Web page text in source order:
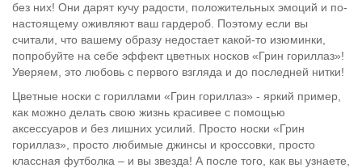
без них! Они дарят кучу радости, положительных эмоций и по-
настоящему оживляют ваш гардероб. Поэтому если вы
считали, что вашему образу недостает какой-то изюминки,
попробуйте на себе эффект цветных носков «Грин гориллаз»!
Уверяем, это любовь с первого взгляда и до последней нитки!
Цветные носки с гориллами «Грин гориллаз» - яркий пример,
как можно делать свою жизнь красивее с помощью
аксессуаров и без лишних усилий. Просто носки «Грин
гориллаз», просто любимые джинсы и кроссовки, просто
классная футболка – и вы звезда! А после того, как вы узнаете,